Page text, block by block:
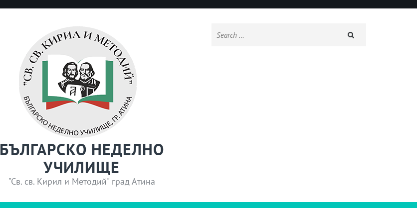
БЪЛГАРСКО НЕДЕЛНО
УЧИЛИЩЕ
"Св. св. Кирил и Методий" град Атина
Search